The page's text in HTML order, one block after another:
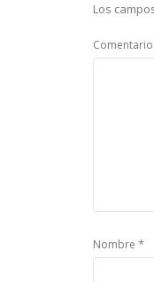
Los
Comentario
Nombre *